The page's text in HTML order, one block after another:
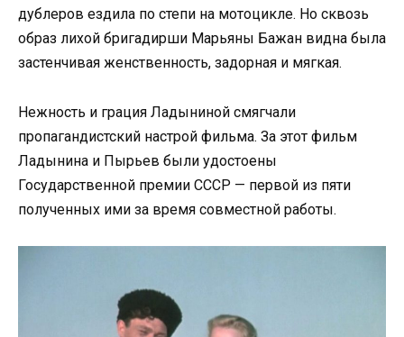
дублеров ездила по степи на мотоцикле. Но сквозь
образ лихой бригадирши Марьяны Бажан видна была
застенчивая женственность, задорная и мягкая.
Нежность и грация Ладыниной смягчали
пропагандистский настрой фильма. За этот фильм
Ладынина и Пырьев были удостоены
Государственной премии СССР — первой из пяти
полученных ими за время совместной работы.